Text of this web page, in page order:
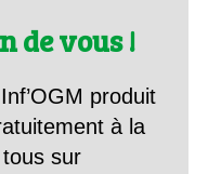
de vous !
produit
à la
sur